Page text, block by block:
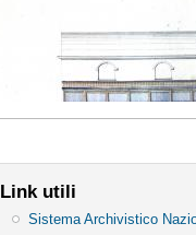
Link utili
Sistema Archivistico